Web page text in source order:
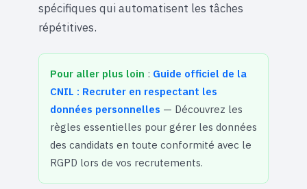
spécifiques qui automatisent les tâches
répétitives.
Pour aller plus loin : Guide officiel de la
CNIL : Recruter en respectant les
données personnelles — Découvrez les
règles essentielles pour gérer les données
des candidats en toute conformité avec le
RGPD lors de vos recrutements.